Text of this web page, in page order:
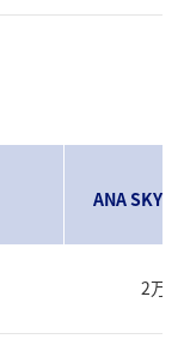
ANA SKY
2万